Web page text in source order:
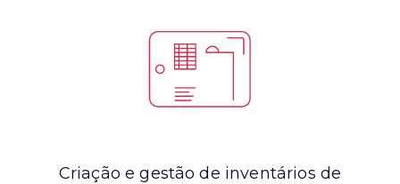
Criação e gestão de inventários de